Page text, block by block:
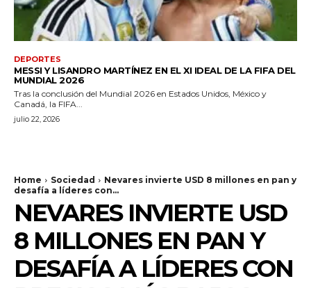
DEPORTES
MESSI Y LISANDRO MARTÍNEZ EN EL XI IDEAL DE LA FIFA DEL
MUNDIAL 2026
Tras la conclusión del Mundial 2026 en Estados Unidos, México y
Canadá, la FIFA...
julio 22, 2026